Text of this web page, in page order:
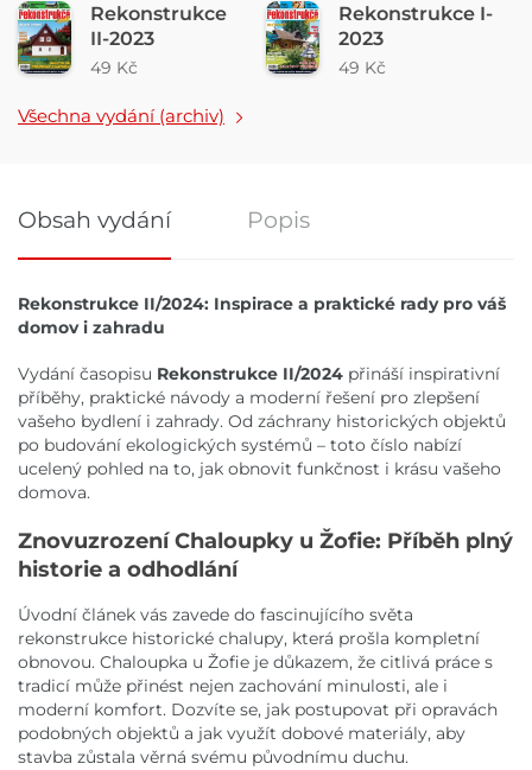
Rekonstrukce
II-2023
49 Kč
Rekonstrukce I-
2023
49 Kč
Všechna vydání (archiv)
Obsah vydání Popis
Obsah vydání
Rekonstrukce II/2024: Inspirace a praktické rady pro váš
domov i zahradu
Vydání časopisu Rekonstrukce II/2024 přináší inspirativní
příběhy, praktické návody a moderní řešení pro zlepšení
vašeho bydlení i zahrady. Od záchrany historických objektů
po budování ekologických systémů – toto číslo nabízí
ucelený pohled na to, jak obnovit funkčnost i krásu vašeho
domova.
Znovuzrození Chaloupky u Žofie: Příběh plný
historie a odhodlání
Úvodní článek vás zavede do fascinujícího světa
rekonstrukce historické chalupy, která prošla kompletní
obnovou. Chaloupka u Žofie je důkazem, že citlivá práce s
tradicí může přinést nejen zachování minulosti, ale i
moderní komfort. Dozvíte se, jak postupovat při opravách
podobných objektů a jak využít dobové materiály, aby
stavba zůstala věrná svému původnímu duchu.